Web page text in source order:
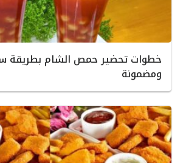
خطوات تحضير حمص الشام بطريقة
ومضمونة